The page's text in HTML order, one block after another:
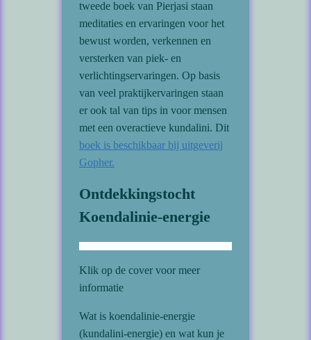
tweede boek van Pierjasi staan
meditaties en ervaringen voor het
bewust worden, verkennen en
versterken van piek- en
verlichtingservaringen. Op basis
van veel praktijkervaringen staan
er ook tal van tips in voor mensen
met een overactieve kundalini. Dit
boek is beschikbaar bij uitgeverij
Gopher.
Ontdekkingstocht
Koendalinie-energie
Klik op de cover voor meer
informatie
Wat is koendalinie-energie
(kundalini-energie) en wat kun je